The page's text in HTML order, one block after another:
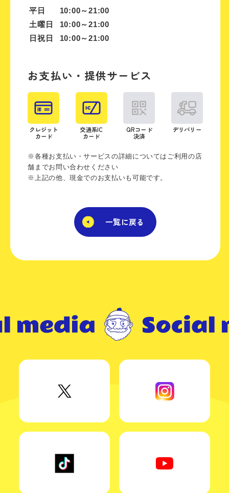
平日
10:00～21:00
土曜日
10:00～21:00
日祝日
10:00～21:00
お支払い・提供サービス
クレジット
カード
交通系IC
カード
QRコード
決済
デリバリー
※各種お支払い・サービスの詳細についてはご利用の店
舗までお問い合わせください
※上記の他、現金でのお支払いも可能です。
一覧に戻る